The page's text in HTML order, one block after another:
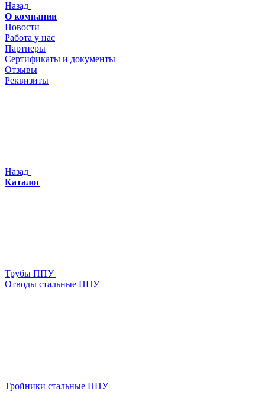
Назад
О компании
Новости
Работа у нас
Партнеры
Сертификаты и документы
Отзывы
Реквизиты
Назад
Каталог
Трубы ППУ
Отводы стальные ППУ
Тройники стальные ППУ